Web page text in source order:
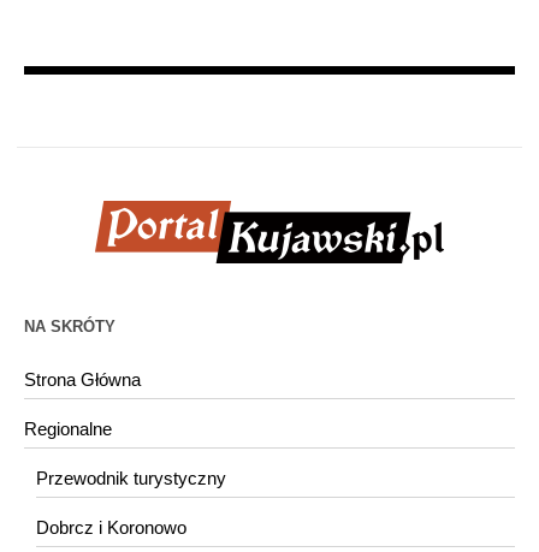
NA SKRÓTY
Strona Główna
Regionalne
Przewodnik turystyczny
Dobrcz i Koronowo